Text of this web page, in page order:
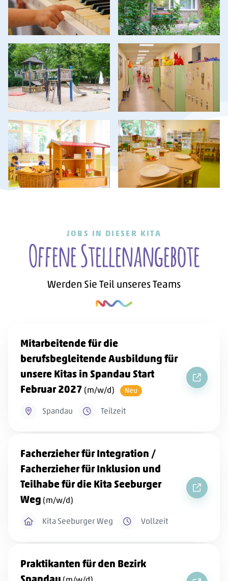
JOBS IN DIESER KITA
-
Offene Stellenangebote
Werden Sie Teil unseres Teams
Mitarbeitende für die
berufsbegleitende Ausbildung für
unsere Kitas in Spandau Start
Februar 2027 (m/w/d) Neu
Spandau Teilzeit
Facherzieher für Integration /
Facherzieher für Inklusion und
Teilhabe für die Kita Seeburger
Weg (m/w/d)
Kita Seeburger Weg Vollzeit
Praktikanten für den Bezirk